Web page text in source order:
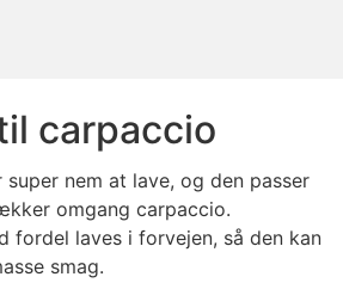
carpaccio
super nem at lave, og den passer
omgang carpaccio.
fordel laves i forvejen, så den kan
smag.